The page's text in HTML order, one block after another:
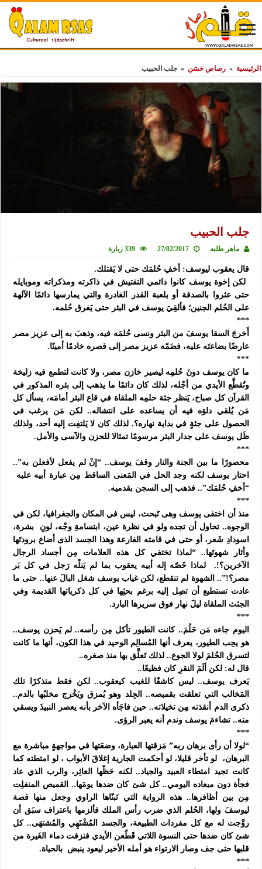
الرئيسية » رصاص خشن » جلب الحبيب
جلب الحبيب
ماهر طلبه 27/02/2017 339 زيارة
قال يعقوب ليوسف: أخفِ حُلمَك حتى لا يَقتلك.
لكن إخوة يوسف كانوا دائمي التفتيش في ذاكرته ومذكراته وموبايله
حتى عثروا بالصدفة أو بلعبة القدر الغادرة والتي يمارسها دائمًا الآلهة
على الحُلم الجنين؛ فألقِيَ يوسف في البئر حتى يَغرق حُلمه.
***
أَخرجَ السقا يوسفَ من البئر ونسى حُلمَه فيه، وذهبَ به إلى عزيز مصر
عارضًا بضاعتَه عليه، فضَمّه عزيز مصر إلى قصره خادمًا أمينًا.
***
ما كان يوسف دونَ حُلمِه ليصير خازن مصر، ولا كانت لتطمع فيه زليخة
وتُقطَّع الأيدي من أجْله، لذلك كان دائمًا ما يذهب إلى بئره المذكور في
القرآن كل صباح، يَنظر جثة حلمِه الملقاة في قاع البئر أمامَه، يسأل كل
مَن يُلقي دلوَه فيه أن يساعده على انتشاله.. لكن مَن يرغب في
الحصول على جثةٍ في بداية نهاره؟. لذلك كان لا يَلتفِت إليه أحد، ولذلك
ظَل يوسف على جدار البئر مرسومًا تمثالا للحزن والآسى والأمل.
***
محصورًا ما بين الجنة والنار وقفَ يوسف.. “إنْ لم يفعل لأفعلن به”..
احتار يوسف لكنه وجد الحل في المَعنى الساقط مِن عبارة أبيه عليه
“أخفِ حُلمَك”.. فذهب إلى السجن بقدميه.
***
منذ أن اختفى يوسف وهى تَبحث، ليس في المكان والجغرافيا، لكن في
الوجوه.. تحاول أن تجده ولو في نظرة عين، ابتسامةِ وجْه، لونِ
بشرة،
اسودادِ شَعر، أو حتى في قامته الفارعة وهذا الجسد الذى أضاع برودتَها
وأثار شهوتَها.. “لماذا تختفي كل هذه العلامات مِن أجساد الرجال
الآخرين؟!.
لماذا خَصّه إله أبيه يعقوب بما لم يَنلْه رَجل في كل بَر
مصر؟!”.. الشهوة لم تنقطع، لكن غياب يوسف شغل البالَ عنها.. حتى ما
عادت تستطيع أن تصِل إليه برغم بحثِها في كل ذكرياتها القديمة وفي
الجثث الملقاة ليلَ نهار فوق سريرها البارد.
***
اليوم جاءه مَن حَلُمَ.. كانت الطيور تأكل مِن رأسه.. لم يَحزن يوسف..
هو يحِب الطيور، يعرف أنها المُسالِم الوحيد في هذا الكون، أنها ما كانت
لتسرق الحُلمَ لولا الجوع.. لذلك تَعلَّق بها منذ صغره..
قال له: لكن ألَمَ النقرِ كان فظيعًا..
يَعرف يوسف.. ليس كاشفًا للغيب كيعقوب.. لكن فقط متذكرًا تلك
المَخالب التي تعلقت بقميصه.. الجِلد وهو يُمزق ويَخْرج مخلبُها بالدم..
ذكرى الدم أنقذته مِن تخيلاته.. حين فاجَأه الآخر بأنه يعصر النبيذَ ويسقي
منه.. تشاءمَ يوسف وندم أنه يعبر الرؤى.
***
“لولا أن رأى برهان ربه” مَزقتها العبارة، وضعَتها في مواجهةٍ مباشرة مع
البرهان،
لو تأخر قليلا، لو أحكمت الجارية إغلاقَ الأبواب ، لو امتطته كما
كانت تجيد امتطاء العبيد والجياد.. لكنه حَظّها العاثِر، والرب الذي عاد
فجأة دون ميعاده اليومي.. كل شئ كان ضدها يومَها.. القميص المنفلِت
مِن بين أظافرها.. هذه الرواية التي تَبنّاها الراوي وجعل منها قصة
ليوسفَ ولها، الحُلم الذي ضرب رأس الملك فألزمها باعتراف سبَق أن
روَّجت له مع كل مفردات الطبيعة، والجسد المُشْتَهِي والمُشتهَى.. كل
شئ كان ضدها حتى النسوة اللاتي قَطّعن الأيدي فنزفت دماء الغَيرة من
قلبها حتى جف وصار الارتواء هو أمله الأخير ليعود ينبض
بالحياة.
***